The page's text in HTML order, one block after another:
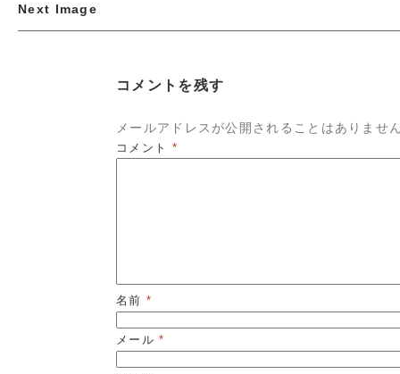
Next Image
コメントを残す
メールアドレスが公開されることはありませ
コメント *
名前 *
メール*